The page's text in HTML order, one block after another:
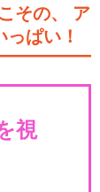
その、
ア
ぱい！
視